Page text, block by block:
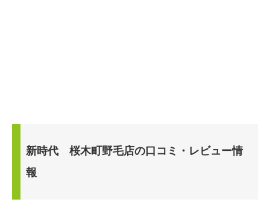
新時代 桜木町野毛店の口コミ・レビュー情
報